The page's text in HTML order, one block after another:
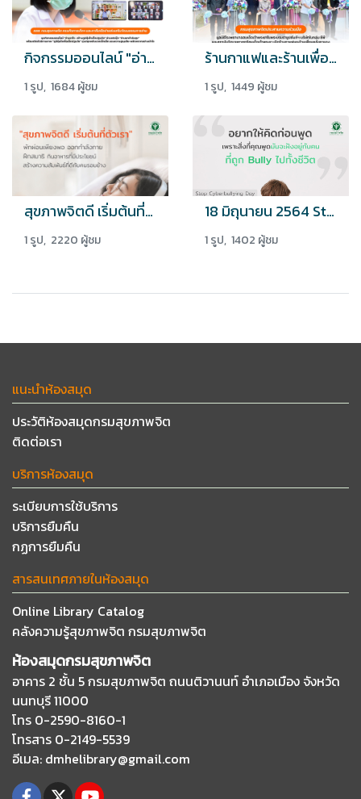
กิจกรรมออนไลน์ "อ่านยาใจ" และนิทานภาพ "ภูมิคุ้มใจเพื่อเด็กปฐมวัย"
1 รูป, 1684 ผู้ชม
ร้านกาแฟและร้านเพื่อนหลังคาแดง
1 รูป, 1449 ผู้ชม
สุขภาพจิตดี เริ่มต้นที่ตัวเรา
1 รูป, 2220 ผู้ชม
18 มิถุนายน 2564 Stop Cyberbullying Day
1 รูป, 1402 ผู้ชม
แนะนำห้องสมุด
ประวัติห้องสมุดกรมสุขภาพจิต
ติดต่อเรา
บริการห้องสมุด
ระเบียบการใช้บริการ
บริการยืมคืน
กฏการยืมคืน
สารสนเทศภายในห้องสมุด
Online Library Catalog
คลังความรู้สุขภาพจิต กรมสุขภาพจิต
ห้องสมุดกรมสุขภาพจิต
อาคาร 2 ชั้น 5 กรมสุขภาพจิต ถนนติวานนท์ อำเภอเมือง จังหวัด
นนทบุรี 11000
โทร 0-2590-8160-1
โทรสาร 0-2149-5539
อีเมล: dmhelibrary@gmail.com